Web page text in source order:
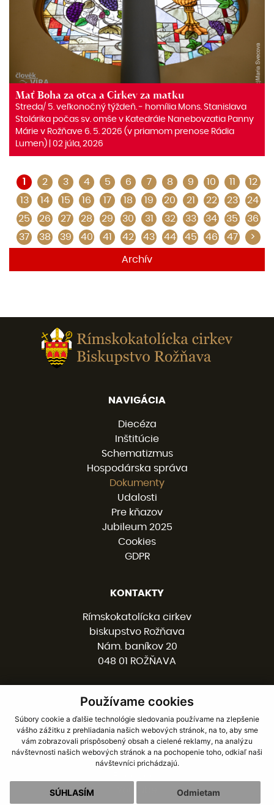
Používame cookies
Súbory cookie a ďalšie technológie sledovania používame na zlepšenie
vášho zážitku z prehliadania našich webových stránok, na to, aby sme
vám zobrazovali prispôsobený obsah a cielené reklamy, na analýzu
návštevnosti našich webových stránok a na pochopenie toho, odkiaľ naši
návštevníci prichádzajú.
SÚHLASÍM Odmietam
Mať Boha za otca a Cirkev za matku
Streda/ 5. veľkonočný týždeň. ‒ homília Mons. Stanislava
Stolárika počas sv. omše v Katedrále Nanebovzatia Panny
Márie v Rožňave 6. 5. 2026 (v priamom prenose Rádia
Lumen) | 02 júla, 2026
1 2 3 4 5 6 7 8 9 10 11
12
13
14 15 16 17 18 19 20 21 22 23
24
25
26 27 28 29 30 31 32 33 34 35
36
37
38 39 40 41 42 43 44 45 46 47 >
Archív
NAVIGÁCIA
Diecéza
Inštitúcie
Schematizmus
Hospodárska správa
Dokumenty
Udalosti
Pre kňazov
Jubileum 2025
Cookies
GDPR
KONTAKTY
Rímskokatolícka cirkev
biskupstvo Rožňava
Nám. baníkov 20
048 01 ROŽŇAVA
058 / 78 77 201
kancelaria@burv.sk
SOCIÁLNE SIETE